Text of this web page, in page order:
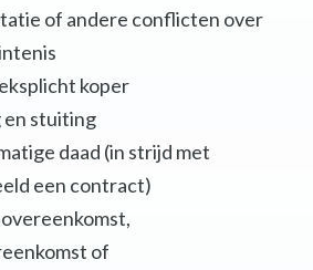
of andere conflicten over
koper
en stuiting
daad (in strijd met
een contract)
of